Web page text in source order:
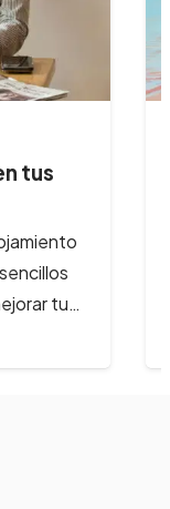
tus
tu…